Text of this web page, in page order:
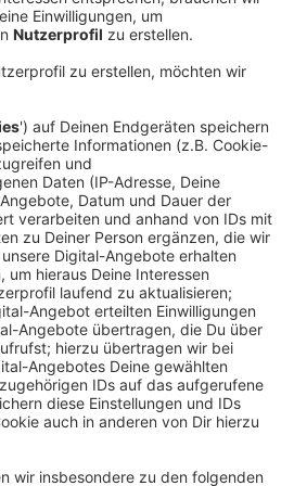
10.05.2023 12:27
auf Platz 1
mit mehr als einer Million
bundesweit unangefochten auf
liegt aktuell Bocholt mit
Kilometern vorn, gefolgt
Es sind Teilnehmer aus allen 17
beim Stadtradeln dabei. Es
ganz egal, ob in der